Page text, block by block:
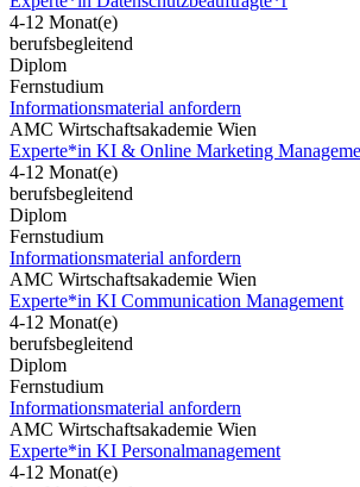
4-12 Monat(e)
berufsbegleitend
Diplom
Fernstudium
Informationsmaterial anfordern
AMC Wirtschaftsakademie Wien
Experte*in KI & Online Marketing
4-12 Monat(e)
berufsbegleitend
Diplom
Fernstudium
Informationsmaterial anfordern
AMC Wirtschaftsakademie Wien
Experte*in KI Communication Management
4-12 Monat(e)
berufsbegleitend
Diplom
Fernstudium
Informationsmaterial anfordern
AMC Wirtschaftsakademie Wien
Experte*in KI Personalmanagement
4-12 Monat(e)